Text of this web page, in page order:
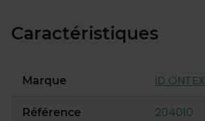
Caractéristiques
Marque iD ONTEX
Référence 204010